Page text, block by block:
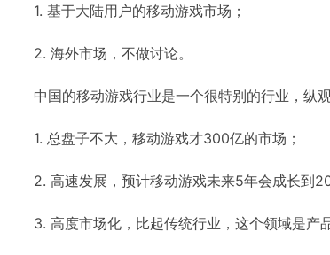
1. 基于大陆用户的移动游戏市场；
2. 海外市场，不做讨论。
中国的移动游戏行业是一个很特别的行业，纵
1. 总盘子不大，移动游戏才300亿的市场；
2. 高速发展，预计移动游戏未来5年会成长到
3. 高度市场化，比起传统行业，这个领域是产